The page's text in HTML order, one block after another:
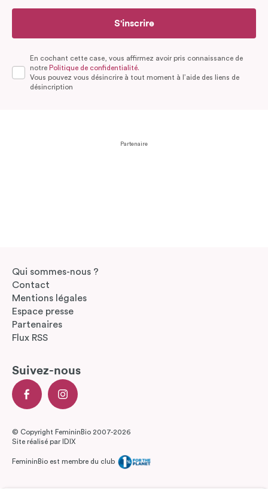
S'inscrire
En cochant cette case, vous affirmez avoir pris connaissance de
notre Politique de confidentialité.
Vous pouvez vous désincrire à tout moment à l’aide des liens de
désincription
Partenaire
Qui sommes-nous ?
Contact
Mentions légales
Espace presse
Partenaires
Flux RSS
Suivez-nous
© Copyright FemininBio 2007-2026
Site réalisé par
IDIX
FemininBio est membre du club